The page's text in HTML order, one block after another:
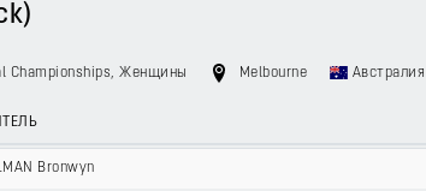
Championships, Женщины Melbourne Австралия
Bronwyn